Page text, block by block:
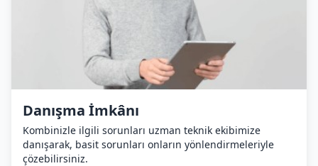
Danışma İmkânı
Kombinizle ilgili sorunları uzman teknik ekibimize
danışarak, basit sorunları onların yönlendirmeleriyle
çözebilirsiniz.